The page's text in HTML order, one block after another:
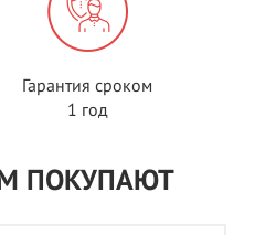
Гарантия сроком
1 год
ПОКУПАЮТ